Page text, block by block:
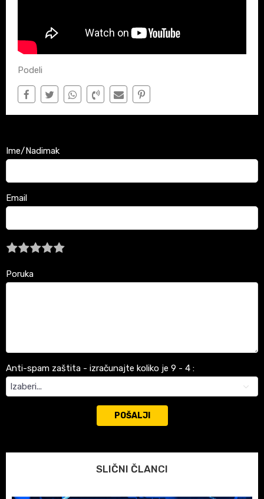
Podeli
Ime/Nadimak
Email
Poruka
Anti-spam zaštita - izračunajte koliko je 9 - 4 :
POŠALJI
SLIČNI ČLANCI